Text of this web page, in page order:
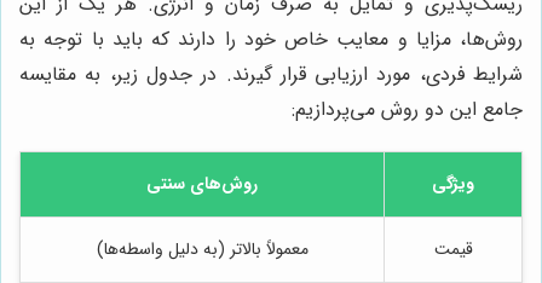
روش‌ها، مزایا و معایب خاص خود را دارند که باید با توجه به
شرایط فردی، مورد ارزیابی قرار گیرند. در جدول زیر، به مقایسه
جامع این دو روش می‌پردازیم:
ویژگی روش‌های سنتی
قیمت معمولاً بالاتر (به دلیل واسطه‌ها)